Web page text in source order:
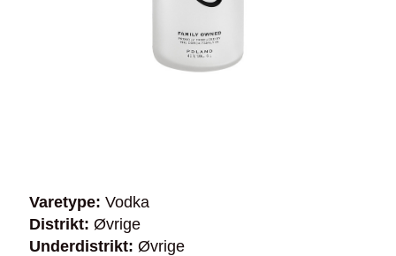
Varetype: Vodka
Distrikt: Øvrige
Underdistrikt: Øvrige